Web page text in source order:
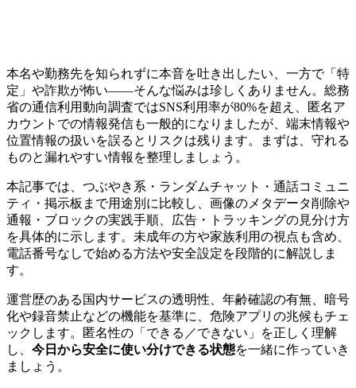
本名や勤務先を知られずに本音を吐き出したい、一方で「特
定」や詐欺が怖い——そんな悩みは珍しくありません。総務
省の通信利用動向調査ではSNS利用率が80%を超え、匿名ア
カウントでの情報発信も一般的になりましたが、端末情報や
位置情報の扱いを誤るとリスクは残ります。まずは、守れる
ものと漏れやすい情報を整理しましょう。
本記事では、つぶやき系・ランダムチャット・通話コミュニ
ティ・掲示板まで用途別に比較し、画像のメタデータ削除や
通報・ブロックの実践手順、広告・トラッキングの見分け方
を具体的に示します。未成年の方や家族利用の視点も含め、
電話番号なしで始める方法や安全設定を段階的に解説しま
す。
運営歴のある国内サービスの透明性、年齢確認の有無、暗号
化や録音禁止などの機能を基準に、危険アプリの兆候もチェ
ックします。匿名性の「できる／できない」を正しく理解
し、 今日から安全に使い分けできる状態を一緒に作っていき
ましょう。